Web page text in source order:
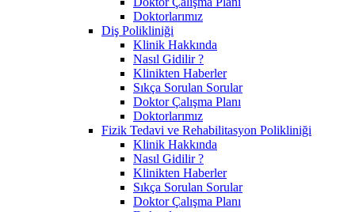
Doktorlarımız
Diş Polikliniği
Klinik Hakkında
Nasıl Gidilir ?
Klinikten Haberler
Sıkça Sorulan Sorular
Doktor Çalışma Planı
Doktorlarımız
Fizik Tedavi ve Rehabilitasyon Polikliniği
Klinik Hakkında
Nasıl Gidilir ?
Klinikten Haberler
Sıkça Sorulan Sorular
Doktor Çalışma Planı